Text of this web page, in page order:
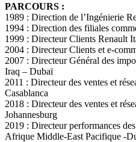
PARCOURS :
1989 : Direction de l’Ingénierie
1994 : Direction des filiales
1999 : Directeur Clients Renault
2004 : Directeur Clients et e-
2007 : Directeur Général des
Iraq – Dubaï
2011 : Directeur des ventes et
Casablanca
2018 : Directeur des ventes et
Johannesburg
2019 : Directeur performances
Afrique Middle-East Pacifique -